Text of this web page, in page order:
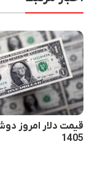
1405